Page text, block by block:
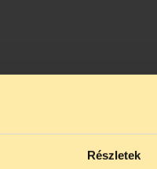
Részletek